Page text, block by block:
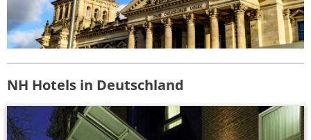
NH Hotels in Deutschland